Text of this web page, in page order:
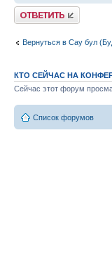
Ответить
Вернуться в Сау бул
КТО СЕЙЧАС НА
Сейчас этот форум
Список форумов